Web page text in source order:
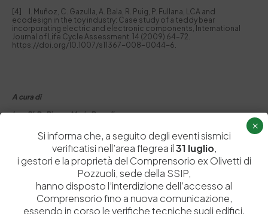
[4] I. Muñoz, C. Gazulla, A. Bala, R. Puig, P. Fullana, LCA and
ecodesign in the toy industry: Case study of a teddy bear
incorporating electric and electronic components, International
Journal of Life Cycle Assessment. 14 (2009) 64–72.
https://doi.org/10.1007/s11367-008-0044-6.
A cura di
Ing. PhD. Bianca Maria Bresolin,
Tecnologo di Ricerca SSIP
Pubblicato il:13 Lug 2023 alle 16:31
Si informa che, a seguito degli eventi sismici
verificatisi nell’area flegrea il31 luglio,
i gestori e la proprietà del Comprensorio ex Olivetti di
Pozzuoli, sede della SSIP,
hanno disposto l’interdizione dell’accesso al
Comprensorio fino a nuova comunicazione,
essendo in corso le verifiche tecniche sugli edifici.
×